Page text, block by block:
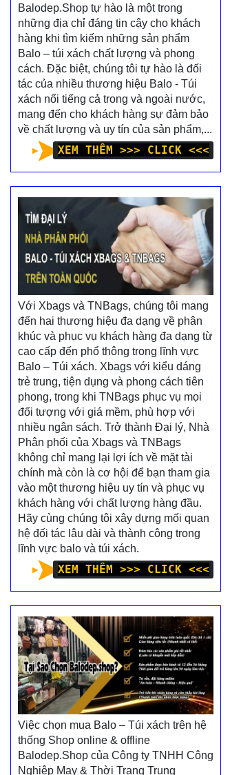
Balodep.Shop tự hào là một trong
những địa chỉ đáng tin cậy cho khách
hàng khi tìm kiếm những sản phẩm
Balo – túi xách chất lượng và phong
cách. Đặc biệt, chúng tôi tự hào là đối
tác của nhiều thương hiệu Balo - Túi
xách nổi tiếng cả trong và ngoài nước,
mang đến cho khách hàng sự đảm bảo
về chất lượng và uy tín của sản phẩm,...
XEM THÊM >>> CLICK <<<
Với Xbags và TNBags, chúng tôi mang
đến hai thương hiệu đa dạng về phân
khúc và phục vụ khách hàng đa dạng từ
cao cấp đến phổ thông trong lĩnh vực
Balo – Túi xách. Xbags với kiểu dáng
trẻ trung, tiện dụng và phong cách tiên
phong, trong khi TNBags phục vụ mọi
đối tượng với giá mềm, phù hợp với
nhiều ngân sách. Trở thành Đại lý, Nhà
Phân phối của Xbags và TNBags
không chỉ mang lại lợi ích về mặt tài
chính mà còn là cơ hội để bạn tham gia
vào một thương hiệu uy tín và phục vụ
khách hàng với chất lượng hàng đầu.
Hãy cùng chúng tôi xây dựng mối quan
hệ đối tác lâu dài và thành công trong
lĩnh vực balo và túi xách.
XEM THÊM >>> CLICK <<<
Việc chọn mua Balo – Túi xách trên hệ
thống Shop online & offline
Balodep.Shop của Công ty TNHH Công
Nghiệp May & Thời Trang Trung